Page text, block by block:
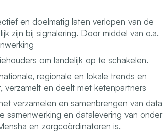
en doelmatig laten verlopen van de
zijn bij signalering. Door middel van o.a.
om landelijk op te schakelen.
regionale en lokale trends en
verzamelt en deelt met ketenpartners
verzamelen en samenbrengen van data
samenwerking en datalevering van onder
en zorgcoördinatoren is.